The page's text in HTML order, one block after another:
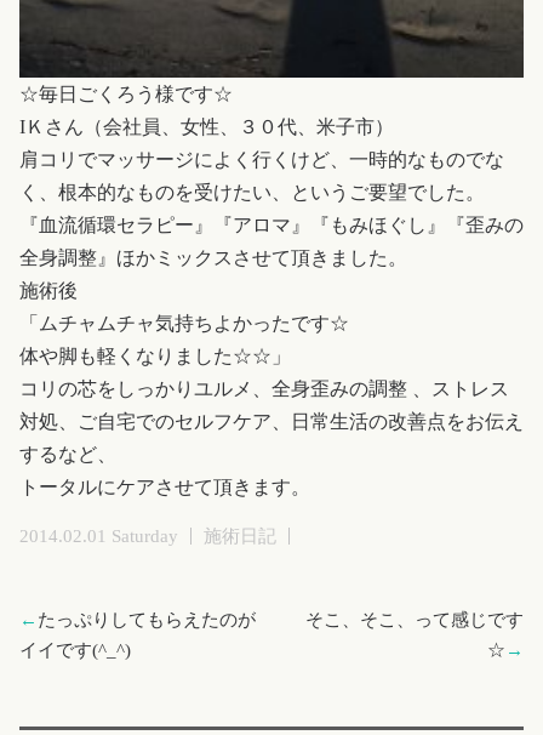
☆毎日ごくろう様です☆
IＫさん（会社員、女性、３０代、米子市）
肩コリでマッサージによく行くけど、一時的なものでな
く、根本的なものを受けたい、というご要望でした。
『血流循環セラピー』『アロマ』『もみほぐし』『歪みの
全身調整』ほかミックスさせて頂きました。
施術後
「ムチャムチャ気持ちよかったです☆
体や脚も軽くなりました☆☆」
コリの芯をしっかりユルメ、全身歪みの調整 、ストレス
対処、ご自宅でのセルフケア、日常生活の改善点をお伝え
するなど、
トータルにケアさせて頂きます。
2014.02.01 Saturday 施術日記
← たっぷりしてもらえたのが
イイです(^_^)
そこ、そこ、って感じです
☆ →